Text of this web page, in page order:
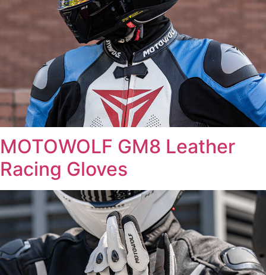
MOTOWOLF GM8 Leather
Racing Gloves